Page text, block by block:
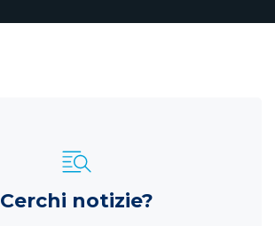
Cerchi notizie?